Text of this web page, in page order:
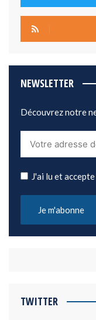
NEWSLETTER
Découvrez notre
J'ai lu et
TWITTER